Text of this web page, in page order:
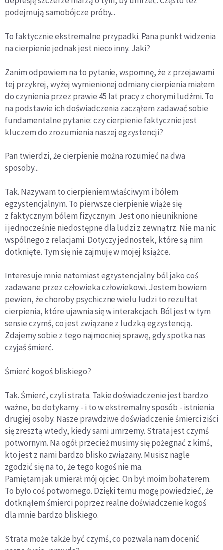
podejmują samobójcze próby...
To faktycznie ekstremalne przypadki. Pana punkt widzenia
na cierpienie jednak jest nieco inny. Jaki?
Zanim odpowiem na to pytanie, wspomnę, że z przejawami
tej przykrej, wyżej wymienionej odmiany cierpienia miałem
do czynienia przez prawie 45 lat pracy z chorymi ludźmi. To
na podstawie ich doświadczenia zacząłem zadawać sobie
fundamentalne pytanie: czy cierpienie faktycznie jest
kluczem do zrozumienia naszej egzystencji?
Pan twierdzi, że cierpienie można rozumieć na dwa
sposoby...
Tak. Nazywam to cierpieniem właściwym i bólem
egzystencjalnym. To pierwsze cierpienie wiąże się
z faktycznym bólem fizycznym. Jest ono nieuniknione
i jednocześnie niedostępne dla ludzi z zewnątrz. Nie ma nic
wspólnego z relacjami. Dotyczy jednostek, które są nim
dotknięte. Tym się nie zajmuję w mojej książce.
Interesuje mnie natomiast egzystencjalny ból jako coś
zadawane przez człowieka człowiekowi. Jestem bowiem
pewien, że choroby psychiczne wielu ludzi to rezultat
cierpienia, które ujawnia się w interakcjach. Ból jest w tym
sensie czymś, co jest związane z ludzką egzystencją.
Zdajemy sobie z tego najmocniej sprawę, gdy spotka nas
czyjaś śmierć.
Śmierć kogoś bliskiego?
Tak. Śmierć, czyli strata. Takie doświadczenie jest bardzo
ważne, bo dotykamy - i to w ekstremalny sposób - istnienia
drugiej osoby. Nasze prawdziwe doświadczenie śmierci ziści
się zresztą wtedy, kiedy sami umrzemy. Strata jest czymś
potwornym. Na ogół przecież musimy się pożegnać z kimś,
kto jest z nami bardzo blisko związany. Musisz nagle
zgodzić się na to, że tego kogoś nie ma.
Pamiętam jak umierał mój ojciec. On był moim bohaterem.
To było coś potwornego. Dzięki temu mogę powiedzieć, że
dotknąłem śmierci poprzez realne doświadczenie kogoś
dla mnie bardzo bliskiego.
Strata może także być czymś, co pozwala nam docenić